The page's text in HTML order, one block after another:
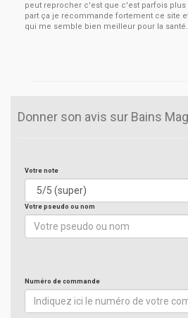
peut reprocher c'est que c'est parfois
part ça je recommande fortement ce site
qui me semble bien meilleur pour la santé.
Donner son avis sur Bains
Votre note
Votre pseudo ou nom
Numéro de commande